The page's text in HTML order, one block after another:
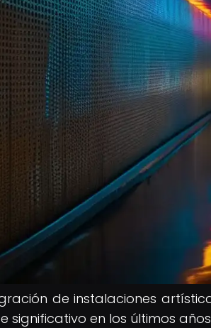
de instalaciones
significativo en los últimos